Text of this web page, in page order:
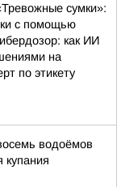
сумки»:
с помощью
как ИИ
на
по этикету
водоёмов
купания